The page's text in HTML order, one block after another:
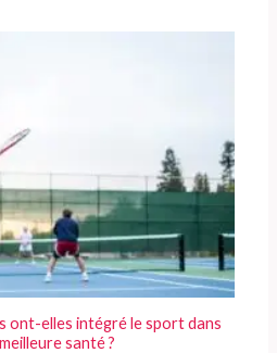
ont-elles intégré le sport dans
santé ?